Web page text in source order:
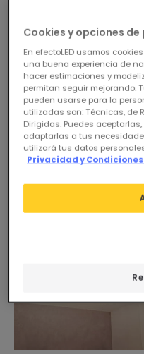
Antes 74,95 €
54,95 €
(2)
PROMO
Ventilador de Techo con
Silencioso DC aspas
retráctiles Kleon
En Stock, entrega en
Cookies y opciones
En efectoLED usamos
una buena experiencia de
hacer estimaciones y
permitan seguir mejorando.
pueden usarse para la
utilizadas son: Técnicas, de
Dirigidas. Puedes
adaptarlas a tus
utilizará tus datos
Privacidad y